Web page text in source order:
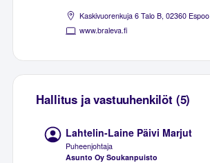
Kaskivuorenkuja 6 Talo B, 02360 Espoo
www.braleva.fi
Hallitus ja vastuuhenkilöt (5)
Lahtelin-Laine Päivi Marjut
Puheenjohtaja
Asunto Oy Soukanpuisto